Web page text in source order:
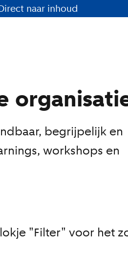
naar inhoud
begrijpelijk en
workshops en
"Filter" voor het